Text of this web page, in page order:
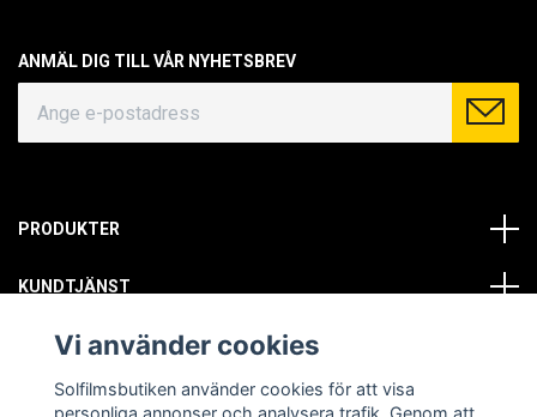
ANMÄL DIG TILL VÅR NYHETSBREV
PRODUKTER
KUNDTJÄNST
OM OSS
SOCIALA MEDIER
Vi använder cookies
Solfilmsbutiken använder cookies för att visa
personliga annonser och analysera trafik. Genom att